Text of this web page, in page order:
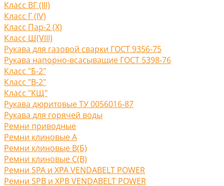
Класс ВГ (III)
Класс Г (IV)
Класс Пар-2 (X)
Класс Ш(VIII)
Рукава для газовой сварки ГОСТ 9356-75
Рукава напорно-всасыващие ГОСТ 5398-76
Класс "Б-2"
Класс "В-2"
Класс "КЩ"
Рукава дюритовые ТУ 0056016-87
Рукава для горячей воды
Ремни приводные
Ремни клиновые A
Ремни клиновые В(Б)
Ремни клиновые С(B)
Ремни SPA и XPA VENDABELT POWER
Ремни SPB и XPB VENDABELT POWER